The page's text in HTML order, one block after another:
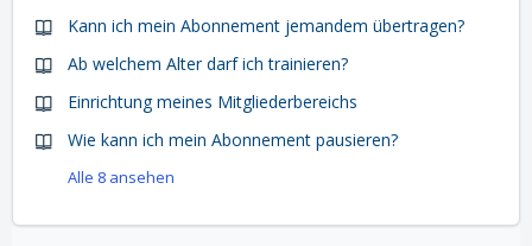
Kann ich mein Abonnement jemandem übertragen?
Ab welchem Alter darf ich trainieren?
Einrichtung meines Mitgliederbereichs
Wie kann ich mein Abonnement pausieren?
Alle 8 ansehen